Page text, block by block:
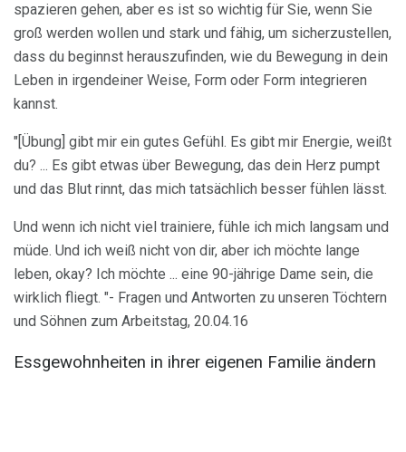
spazieren gehen, aber es ist so wichtig für Sie, wenn Sie
groß werden wollen und stark und fähig, um sicherzustellen,
dass du beginnst herauszufinden, wie du Bewegung in dein
Leben in irgendeiner Weise, Form oder Form integrieren
kannst.
"[Übung] gibt mir ein gutes Gefühl. Es gibt mir Energie, weißt
du? ... Es gibt etwas über Bewegung, das dein Herz pumpt
und das Blut rinnt, das mich tatsächlich besser fühlen lässt.
Und wenn ich nicht viel trainiere, fühle ich mich langsam und
müde. Und ich weiß nicht von dir, aber ich möchte lange
leben, okay? Ich möchte ... eine 90-jährige Dame sein, die
wirklich fliegt. "- Fragen und Antworten zu unseren Töchtern
und Söhnen zum Arbeitstag, 20.04.16
Essgewohnheiten in ihrer eigenen Familie ändern